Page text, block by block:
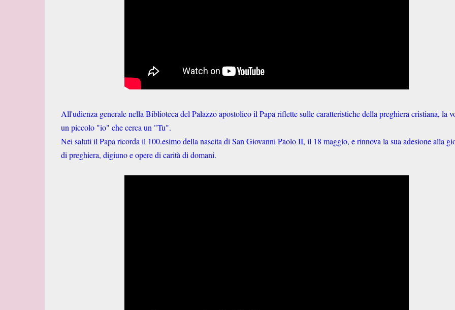
All'udienza generale nella Biblioteca del Palazzo apostolico il Papa riflette sulle caratteristiche della preghiera cristiana, la
un piccolo "io" che cerca un "Tu".
Nei saluti il Papa ricorda il 100.esimo della nascita di San Giovanni Paolo II, il 18 maggio, e rinnova la sua adesione alla
di preghiera, digiuno e opere di carità di domani.